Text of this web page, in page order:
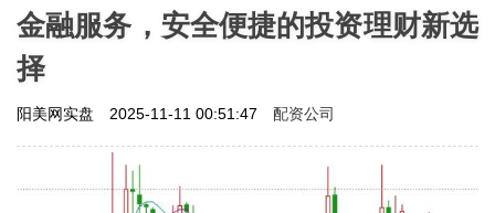
金融服务，安全便捷的投资理财新选
择
阳美网实盘 2025-11-11 00:51:47 配资公司